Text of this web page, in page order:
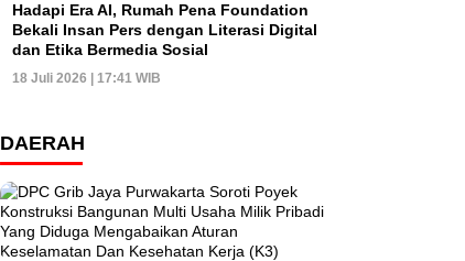
Hadapi Era AI, Rumah Pena Foundation
Bekali Insan Pers dengan Literasi Digital
dan Etika Bermedia Sosial
18 Juli 2026 | 17:41 WIB
DAERAH